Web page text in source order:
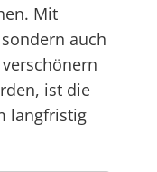
Mit
auch
ist die
langfristig